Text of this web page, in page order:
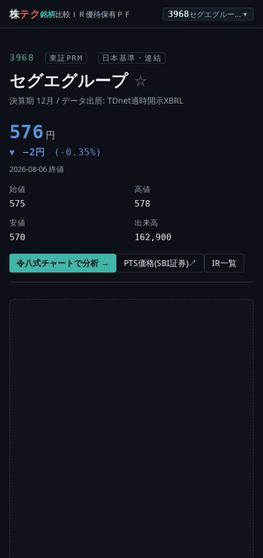
株テク銘柄比較 ＩＲ優待保有ＰＦ 3968 セグエグループ ▼
3968 東証PRM 日本基準・連結
セグエグループ ☆
決算期 12月 / データ出所: TDnet適時開示XBRL
576 円
▼ −2円 (-0.35%)
2026-08-06 終値
始値
575
高値
578
安値
570
出来高
162,900
令八式チャートで分析 → PTS価格(SBI証券)↗ IR一覧